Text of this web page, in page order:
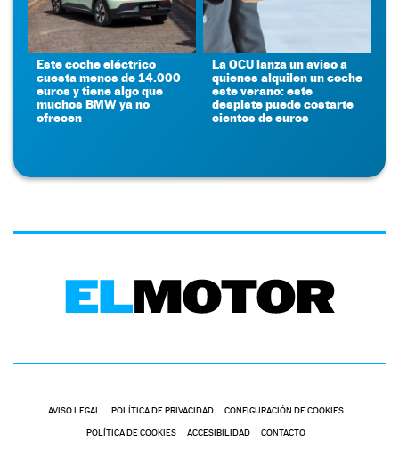
Este coche eléctrico
cuesta menos de 14.000
euros y tiene algo que
muchos BMW ya no
ofrecen
La OCU lanza un aviso a
quienes alquilen un coche
este verano: este
despiste puede costarte
cientos de euros
AVISO LEGAL POLÍTICA DE PRIVACIDAD CONFIGURACIÓN DE COOKIES
POLÍTICA DE COOKIES ACCESIBILIDAD CONTACTO